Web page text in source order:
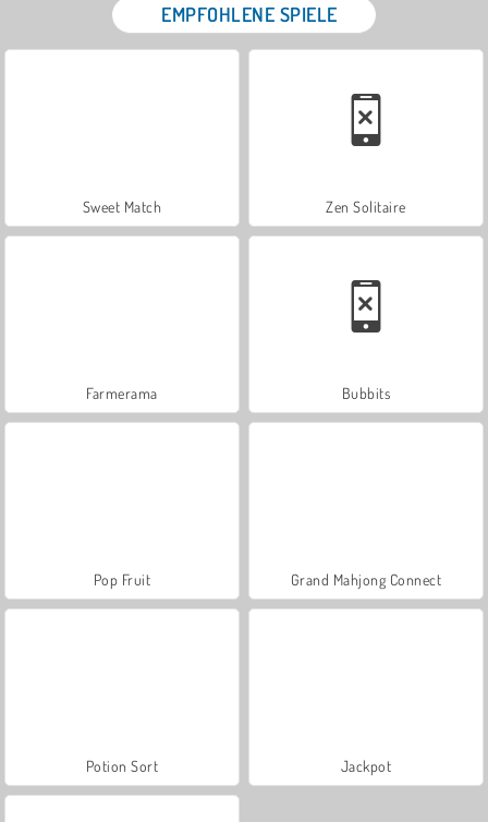
EMPFOHLENE SPIELE
Sweet Match Zen Solitaire
Farmerama Bubbits
Pop Fruit Grand Mahjong Connect
Potion Sort Jackpot